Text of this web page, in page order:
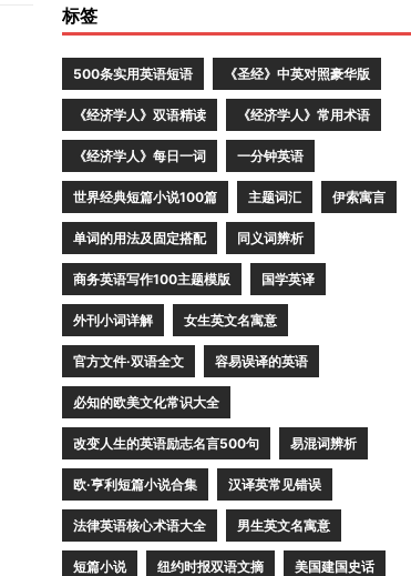
标签
500条实用英语短语 《圣经》中英对照豪华版
《经济学人》双语精读 《经济学人》常用术语
《经济学人》每日一词 一分钟英语
世界经典短篇小说100篇 主题词汇 伊索寓言
单词的用法及固定搭配 同义词辨析
商务英语写作100主题模版 国学英译
外刊小词详解 女生英文名寓意
官方文件·双语全文 容易误译的英语
必知的欧美文化常识大全
改变人生的英语励志名言500句 易混词辨析
欧·亨利短篇小说合集 汉译英常见错误
法律英语核心术语大全 男生英文名寓意
短篇小说 纽约时报双语文摘 美国建国史话